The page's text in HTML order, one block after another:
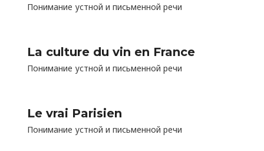
Понимание устной и письменной речи
La culture du vin en France
Понимание устной и письменной речи
Le vrai Parisien
Понимание устной и письменной речи